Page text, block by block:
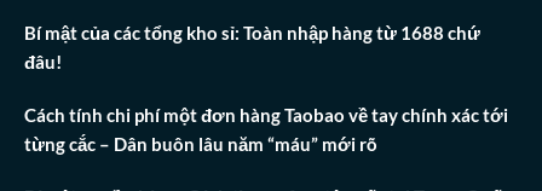
Bí mật của các tổng kho sỉ: Toàn nhập hàng từ 1688 chứ
đâu!
Cách tính chi phí một đơn hàng Taobao về tay chính xác tới
từng cắc – Dân buôn lâu năm “máu” mới rõ